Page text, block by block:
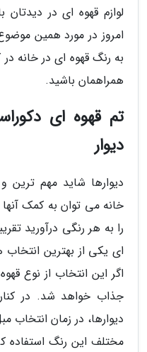
لوازم قهوه ای در
امروز در مورد همین
به رنگ قهوه ای در خانه در
همراهمان باشید.
تم قهوه ای
دیوار
دیوارها شاید مهم ترین
خانه می توان به کمک
را به هر رنگی درآورید
ای یکی از بهترین
اگر این انتخاب از نوع
جذاب خواهد شد. در
دیوارها، در زمان
مختلف این رنگ استفاده